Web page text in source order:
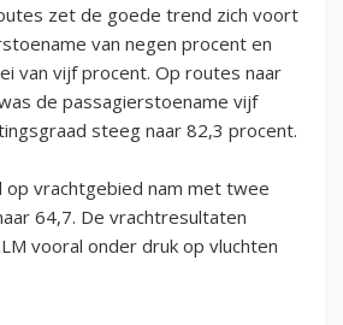
zet de goede trend zich voort
van negen procent en
van vijf procent. Op routes naar
de passagierstoename vijf
steeg naar 82,3 procent.
op vrachtgebied nam met twee
64,7. De vrachtresultaten
vooral onder druk op vluchten